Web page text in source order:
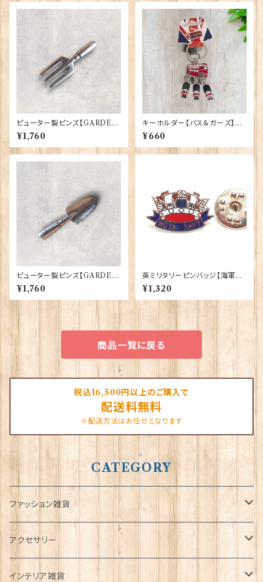
ピューター製ピンズ【GARDEN
ERS FORK】Cadogan 90166
-XWTP167
¥1,760
キーホルダー【バス＆ガーズ】A&
S Gift 90425
¥660
ピューター製ピンズ【GARDEN
TROWEL】Cadogan 90166-
XWTP164
¥1,760
英ミリタリーピンバッジ【海軍=
Navy Crown】Tradition 90
043-M004
¥1,320
商品一覧に戻る
税込16,500円以上のご購入で
配送料無料
※配送方法はお任せとなります
CATEGORY
ファッション雑貨
タータンネクタイ
帽子
アクセサリー
ORTAK
インテリア雑貨